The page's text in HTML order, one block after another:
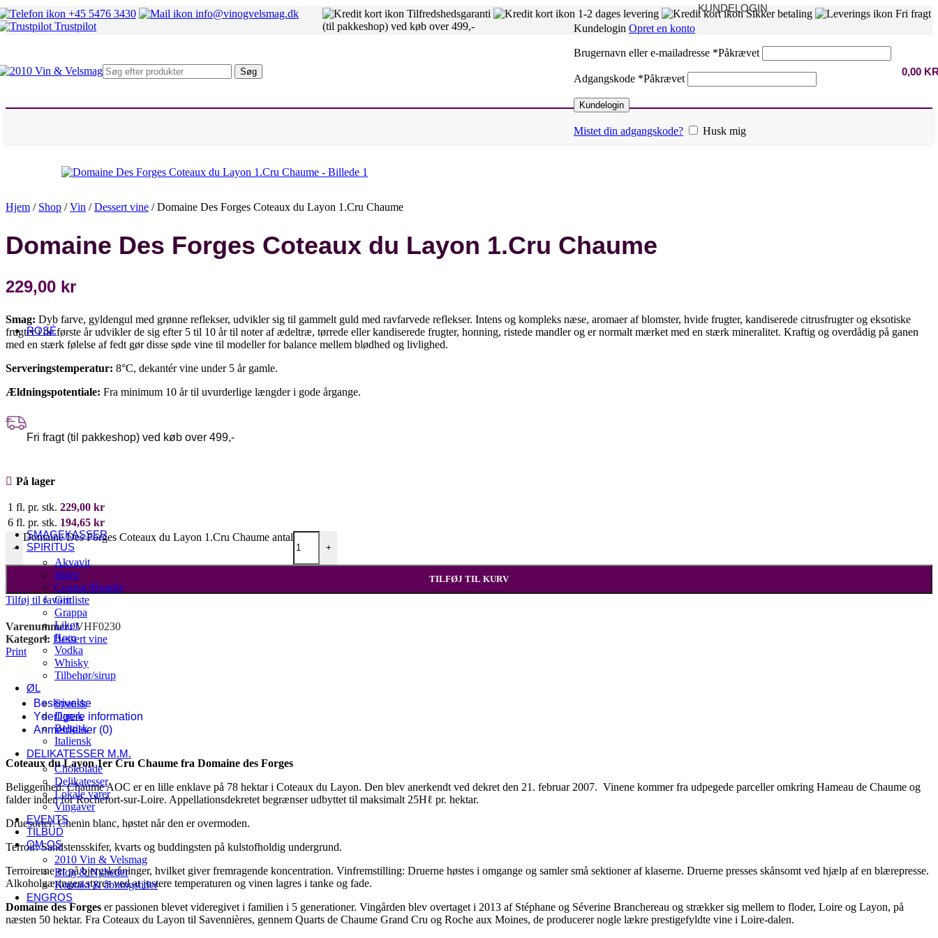
+45 5476 3430
info@vinogvelsmag.dk
Trustpilot
Tilfredshedsgaranti 1-2 dages levering Sikker betaling
Fri fragt
(til pakkeshop) ved køb over 499,-
Søg
KUNDELOGIN
Kundelogin Opret en konto
Brugernavn eller e-mailadresse *Påkrævet
Adgangskode *Påkrævet
Kundelogin
Mistet din adgangskode? Husk mig
0,00
Rheingau
Fransk hvidvin
Bourgogne
Chablis
Alto Adige
Marche
Sicilien
Andre lande
Chile
USA
ROSÉ
Fransk rosé
Côtes de Provence
Sancerre
Umbrien
Veneto
Sydafrika
Tyskland
SMAGEKASSER
SPIRITUS
Akvavit
Bitter
Cognac/Brandy
Gin
Grappa
Likør
Rom
Vodka
Whisky
Tilbehør/sirup
ØL
Spansk
Dansk
Belgisk
Italiensk
DELIKATESSER M.M.
Chokolade
Delikatesser
Lokale varer
Vingaver
EVENTS
TILBUD
OM OS
2010 Vin & Velsmag
Blog & Nyheder
Kontakt & åbningstider
ENGROS
Hjem / Shop /Vin /Dessert vine /Domaine Des Forges Coteaux du Layon 1.Cru Chaume
Domaine Des Forges Coteaux du Layon 1.Cru Chaume
229,00 kr
Smag: Dyb farve, gyldengul med grønne reflekser, udvikler sig til gammelt guld med ravfarvede reflekser. Intens og kompleks næse, aromaer af blomster, hvide frugter, kandiserede citrusfrugter og eksotiske
frugter i de første år udvikler de sig efter 5 til 10 år til noter af ædeltræ, tørrede eller kandiserede frugter, honning, ristede mandler og er normalt mærket med en stærk mineralitet. Kraftig og overdådig på ganen
med en stærk følelse af fedt gør disse søde vine til modeller for balance mellem blødhed og livlighed.
Serveringstemperatur: 8°C, dekantér vine under 5 år gamle.
Ældningspotentiale: Fra minimum 10 år til uvurderlige længder i gode årgange.
Fri fragt (til pakkeshop) ved køb over 499,-
På lager
1 fl. pr. stk. 229,00 kr
6 fl. pr. stk. 194,65 kr
-
Domaine Des Forges Coteaux du Layon 1.Cru Chaume antal
+
TILFØJ TIL KURV
Tilføj til favoritliste
Varenummer:VHF0230
Kategori: Dessert vine
Print
Beskrivelse
Yderligere information
Anmeldelser (0)
Coteaux du Layon 1er Cru Chaume fra Domaine des Forges
Beliggenhed: Chaume AOC er en lille enklave på 78 hektar i Coteaux du Layon. Den blev anerkendt ved dekret den 21. februar 2007. Vinene kommer fra udpegede parceller omkring Hameau de Chaume og
falder inden for Rochefort-sur-Loire. Appellationsdekretet begrænser udbyttet til maksimalt 25Hℓ pr. hektar.
Druesorter: Chenin blanc, høstet når den er overmoden.
Terroir: Sandstensskifer, kvarts og buddingsten på kulstofholdig undergrund.
Terroirerne er på bjergskråninger, hvilket giver fremragende koncentration. Vinfremstilling: Druerne høstes i omgange og samler små sektioner af klaserne. Druerne presses skånsomt ved hjælp af en blærepresse.
Alkoholgæringen styres ved at justere temperaturen og vinen lagres i tanke og fade.
Domaine des Forges er passionen blevet videregivet i familien i 5 generationer. Vingården blev overtaget i 2013 af Stéphane og Séverine Branchereau og strækker sig mellem to floder, Loire og Layon, på
næsten 50 hektar. Fra Coteaux du Layon til Savennières, gennem Quarts de Chaume Grand Cru og Roche aux Moines, de producerer nogle lækre prestigefyldte vine i Loire-dalen.